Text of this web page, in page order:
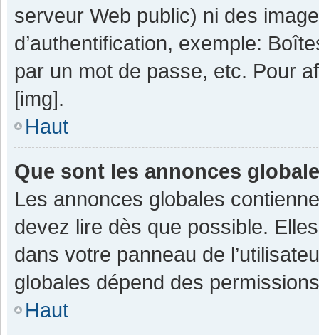
serveur Web public) ni des
d’authentification, exemple:
par un mot de passe, etc. Pour
[img].
Haut
Que sont les annonces
Les annonces globales
devez lire dès que possible.
dans votre panneau de
globales dépend des
Haut